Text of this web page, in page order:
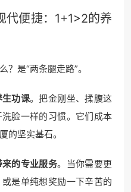
代便捷：1+1>2的养
是“两条腿走路”。
功课。把金刚坐、揉腹这
脸一样的习惯。它们成本
的坚实基石。
的专业服务。当你需要更
是单纯想奖励一下辛苦的